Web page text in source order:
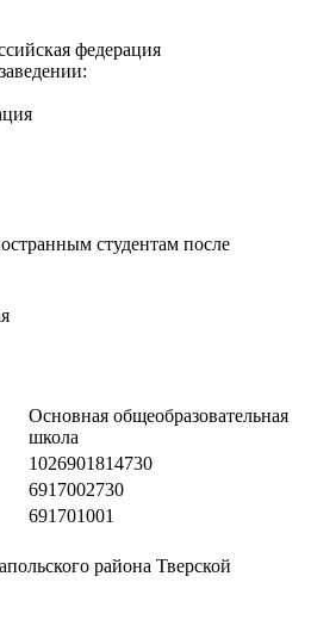
федерация
студентам после
Основная общеобразовательная
школа
1026901814730
6917002730
691701001
района Тверской